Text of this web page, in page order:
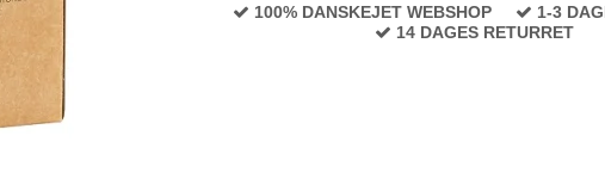
100% DANSKEJET WEBSHOP
1-3
14 DAGES RETURRET